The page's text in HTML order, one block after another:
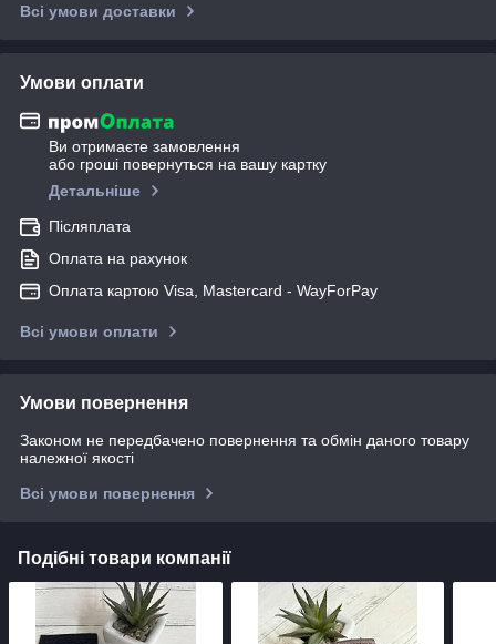
Всі умови доставки
Умови оплати
Ви отримаєте замовлення
або гроші повернуться на вашу картку
Детальніше
Післяплата
Оплата на рахунок
Оплата картою Visa, Mastercard - WayForPay
Всі умови оплати
Умови повернення
Законом не передбачено повернення та обмін даного товару
належної якості
Всі умови повернення
Подібні товари компанії